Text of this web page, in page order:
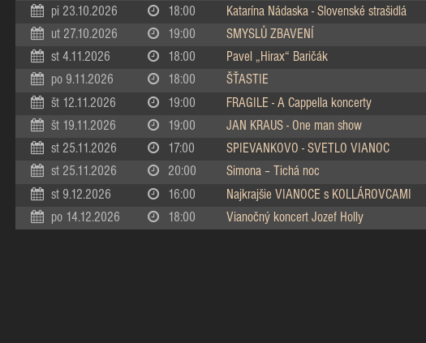
pi 23.10.2026 18:00 Katarína Nádaska - Slovenské strašidlá
ut 27.10.2026 19:00 SMYSLŮ ZBAVENÍ
st 4.11.2026 18:00 Pavel „Hirax“ Baričák
po 9.11.2026 18:00 ŠŤASTIE
št 12.11.2026 19:00 FRAGILE - A Cappella koncerty
št 19.11.2026 19:00 JAN KRAUS - One man show
st 25.11.2026 17:00 SPIEVANKOVO - SVETLO VIANOC
st 25.11.2026 20:00 Simona – Tichá noc
st 9.12.2026 16:00 Najkrajšie VIANOCE s KOLLÁROVCAMI
po 14.12.2026 18:00 Vianočný koncert Jozef Holly